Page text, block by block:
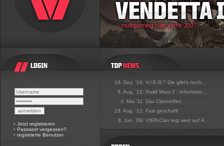
• Jetzt registrieren
• Passwort vergessen?
• registrierte Benutzer
18. Dez. '16: V.I.E.R.? Die gibt's noch...
8. Aug. '12: Guild Wars 2 - Informatio...
3. Mai '11: Das Clantreffen
23. Aug. '12: Fast geschafft
8. Jun. '09: VIER-Clan legt wert auf Ä...